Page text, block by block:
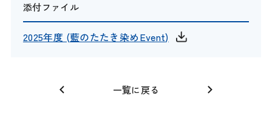
添付ファイル
2025年度 (藍のたたき染めEvent)
一覧に戻る